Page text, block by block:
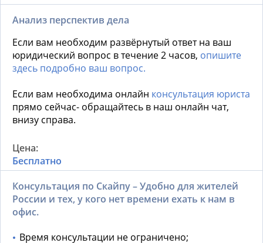
Анализ перспектив дела
Если вам необходим развёрнутый ответ на ваш
юридический вопрос в течение 2 часов, опишите
здесь подробно ваш вопрос.
Если вам необходима онлайн консультация юриста
прямо сейчас- обращайтесь в наш онлайн чат,
внизу справа.
Бесплатно
Консультация по Скайпу – Удобно для жителей
России и тех, у кого нет времени ехать к нам в
офис.
Время консультации не ограничено;